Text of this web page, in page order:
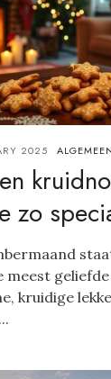
2025
zo
meest
kruidige